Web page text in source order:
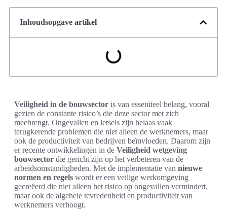
Inhoudsopgave artikel
Veiligheid in de bouwsector is van essentieel belang, vooral
gezien de constante risico’s die deze sector met zich
meebrengt. Ongevallen en letsels zijn helaas vaak
terugkerende problemen die niet alleen de werknemers, maar
ook de productiviteit van bedrijven beïnvloeden. Daarom zijn
er recente ontwikkelingen in de Veiligheid wetgeving
bouwsector die gericht zijn op het verbeteren van de
arbeidsomstandigheden. Met de implementatie van nieuwe
normen en regels wordt er een veilige werkomgeving
gecreëerd die niet alleen het risico op ongevallen vermindert,
maar ook de algehele tevredenheid en productiviteit van
werknemers verhoogt.